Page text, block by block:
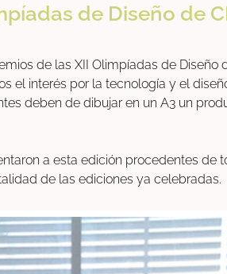
de Diseño de
de las XII Olimpíadas de Diseño
el interés por la tecnología y el
deben de dibujar en un A3 un
a esta edición procedentes de
de las ediciones ya celebradas.